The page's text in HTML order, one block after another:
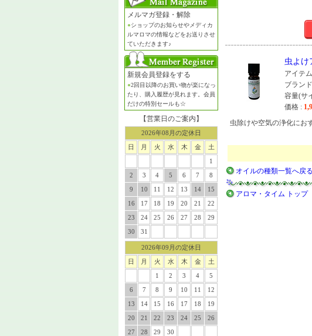
メルマガ登録・解除
●ショップのお知らせやメディカ
ルマロマの情報などをお送りさせ
ていただきます♪
新規会員登録をする
●2回目以降のお買い物が楽になっ
たり、購入履歴が見れます。会員
だけの特別セールも☆
【営業日のご案内】
2026年08月の定休日
日
月 火 水 木 金
土
1
2
3 4 5 6 7
8
9
10 11 12 13 14
15
16
17 18 19 20 21
22
23
24 25 26 27 28
29
30
31
2026年09月の定休日
日
月 火 水 木 金
土
1
2 3 4
5
6
7 8 9 10 11
12
13
14 15 16 17 18
19
20
21 22 23 24 25
26
27
28 29 30
虫よけ
アイテ
ブラン
容量(サ
価格 :
虫除けや空気の浄化にお
オイルの種類一覧へ戻る
アロマ・タイム トップ